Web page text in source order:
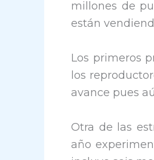
millones de
están
Los primeros
los
avance pues
Otra de las
año